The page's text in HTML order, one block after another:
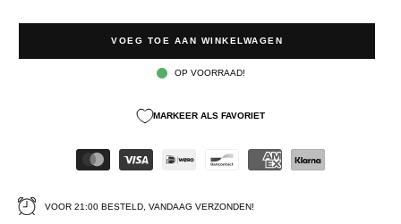
VOEG TOE AAN WINKELWAGEN
OP VOORRAAD!
MARKEER ALS FAVORIET
VOOR 21:00 BESTELD, VANDAAG VERZONDEN!